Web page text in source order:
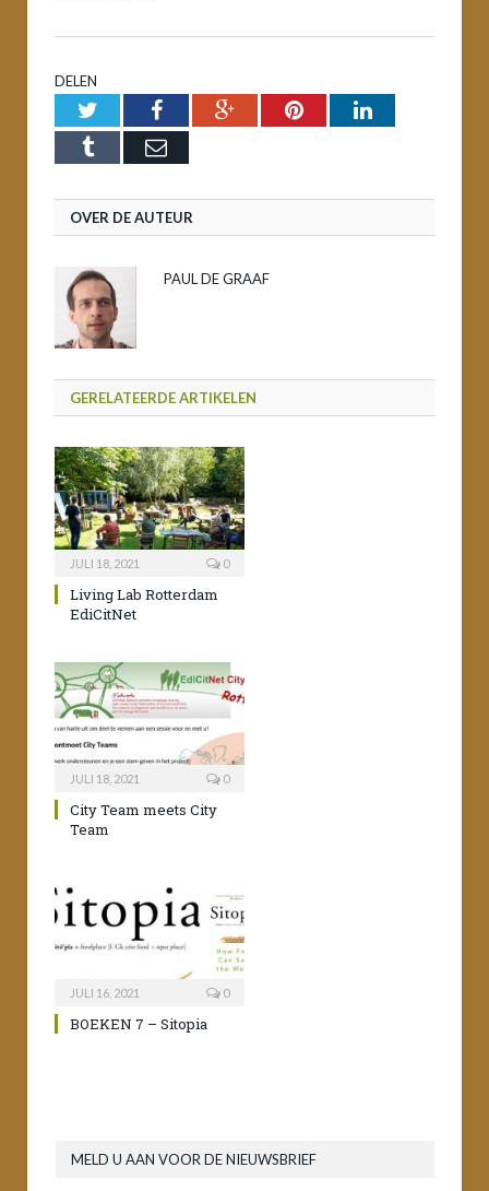
DELEN
TwitterFacebookGoogle+PinterestLinkedIn
Tumblr Email
OVER DE AUTEUR
PAUL DE GRAAF
GERELATEERDE ARTIKELEN
JULI 18, 2021 0
Living Lab Rotterdam
EdiCitNet
JULI 18, 2021 0
City Team meets City
Team
JULI 16, 2021 0
BOEKEN 7 – Sitopia
MELD U AAN VOOR DE NIEUWSBRIEF